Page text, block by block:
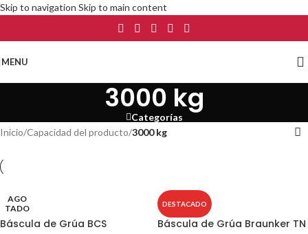
Skip to navigation Skip to main content
MENU
3000 kg
Categorías
Inicio/Capacidad del producto/3000 kg
AGO
TADO
Báscula de Grúa BCS
DESTACADO
Báscula de Grúa Braunker TN